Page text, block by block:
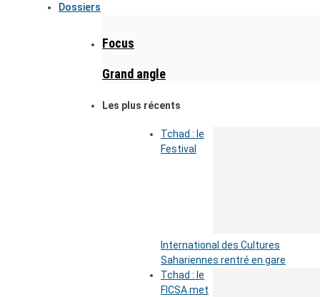
Dossiers
Focus
Grand angle
Les plus récents
Tchad : le
Festival
International des Cultures
Sahariennes rentré en gare
Tchad : le
FICSA met